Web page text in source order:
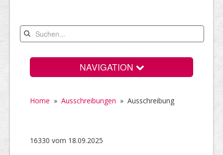
NAVIGATION
Home » Ausschreibungen » Ausschreibung
16330 vom 18.09.2025